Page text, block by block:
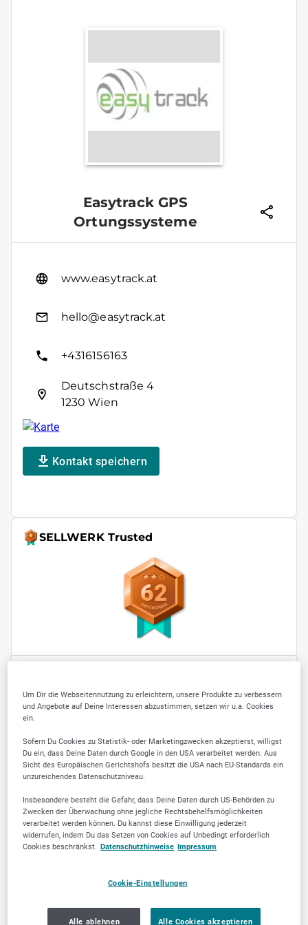
Easytrack GPS
Ortungssysteme
www.easytrack.at
hello@easytrack.at
+4316156163
Deutschstraße 4
1230 Wien
Kontakt speichern
SELLWERK Trusted
62
Easytrack hat sich auf den Sektor GPS-Ortung
inkl. Fuhrparkmanagement und Telematik
spezialisiert. Mehr als 700.000 ausgestattete
Fahrzeuge und mehr als zehn Jahre
unserer Produkte. Wir sind seit 2008 Corporate
und vertreten mit den internationalen
Um Dir die Webseitennutzung zu erleichtern, unsere Produkte zu verbessern
und Angebote auf Deine Interessen abzustimmen, setzen wir u.a. Cookies
ein.
Sofern Du Cookies zu Statistik- oder Marketingzwecken akzeptierst, willigst
Du ein, dass Deine Daten durch Google in den USA verarbeitet werden. Aus
Sicht des Europäischen Gerichtshofs besitzt die USA nach EU-Standards ein
unzureichendes Datenschutzniveau.
Insbesondere besteht die Gefahr, dass Deine Daten durch US-Behörden zu
Zwecken der Überwachung ohne jegliche Rechtsbehelfsmöglichkeiten
verarbeitet werden können. Du kannst diese Einwilligung jederzeit
widerrufen, indem Du das Setzen von Cookies auf Unbedingt erforderlich
Cookies beschränkst. Datenschutzhinweise Impressum
Cookie-Einstellungen
Alle ablehnen Alle Cookies akzeptieren